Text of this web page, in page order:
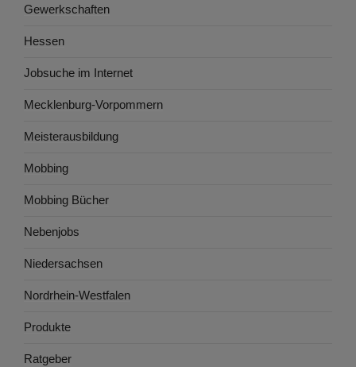
Gewerkschaften
Hessen
Jobsuche im Internet
Mecklenburg-Vorpommern
Meisterausbildung
Mobbing
Mobbing Bücher
Nebenjobs
Niedersachsen
Nordrhein-Westfalen
Produkte
Ratgeber